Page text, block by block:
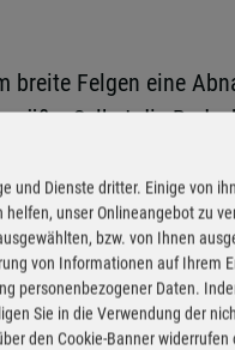
Felgen eine
Selbst die
entscheidet ihre
zunächst
gilt dasselbe
Zusatzmonitor
und Dienste dritter. Einige von
unser Onlineangebot zu
bzw. von Ihnen
von Informationen auf Ihrem
personenbezogener Daten.
Sie in die Verwendung der
den Cookie-Banner widerrufen